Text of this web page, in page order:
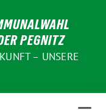
PEGNITZ
– UNSERE